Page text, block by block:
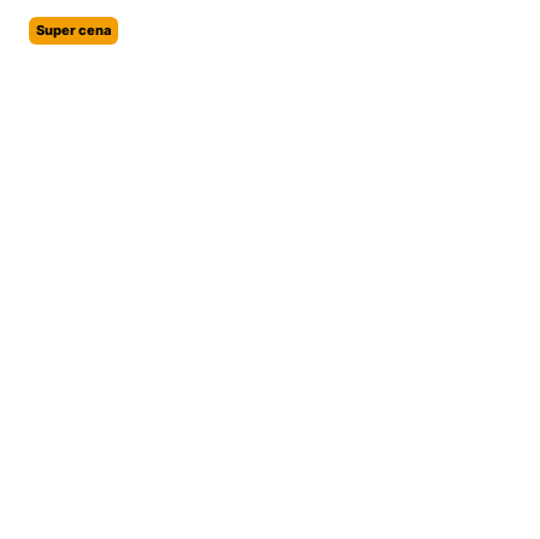
Super cena